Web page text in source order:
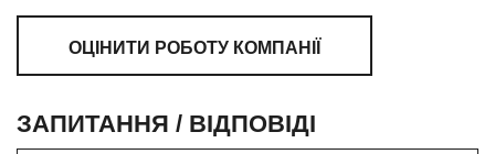
ОЦІНИТИ РОБОТУ КОМПАНІЇ
ЗАПИТАННЯ / ВІДПОВІДІ